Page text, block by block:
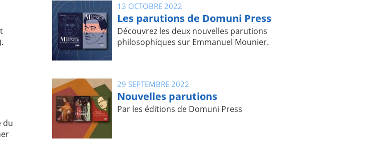
13 OCTOBRE 2022
Les parutions de Domuni Press
Découvrez les deux nouvelles parutions
philosophiques sur Emmanuel Mounier.
du
29 SEPTEMBRE 2022
Nouvelles parutions
Par les éditions de Domuni Press